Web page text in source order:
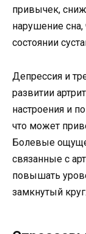
привычек,
нарушение сна,
состоянии
Депрессия и
развитии
настроения и
что может
Болевые
связанные с
повышать
замкнутый круг.